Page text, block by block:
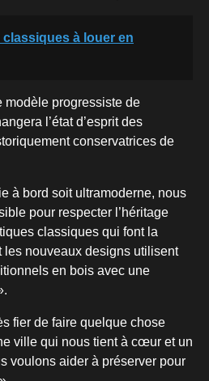
classiques à louer en
modèle progressiste de
l’état d’esprit des
conservatrices de
à bord soit ultramoderne, nous
pour respecter l’héritage
classiques qui font la
les nouveaux designs utilisent
en bois avec une
fier de faire quelque chose
ville qui nous tient à cœur et un
voulons aider à préserver pour